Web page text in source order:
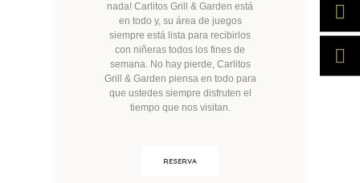
nada! Carlitos Grill & Garden está
en todo y, su área de juegos
siempre está lista para recibirlos
con niñeras todos los fines de
semana.No hay pierde, Carlitos
Grill & Garden piensa en todo para
que ustedes siempre disfruten el
tiempo que nos visitan.
RESERVA